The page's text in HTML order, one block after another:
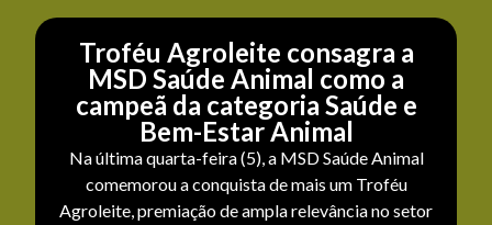
Troféu Agroleite consagra a
MSD Saúde Animal como a
campeã da categoria Saúde e
Bem-Estar Animal
Na última quarta-feira (5), a MSD Saúde Animal
comemorou a conquista de mais um Troféu
Agroleite, premiação de ampla relevância no setor